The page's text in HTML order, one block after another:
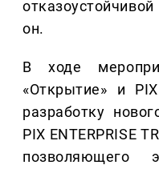
он.
В ходе
«Открытие» и
разработку
PIX ENTERPRISE
позволяющего